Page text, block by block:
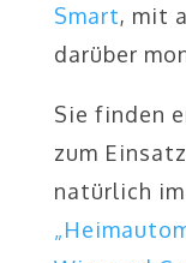
Smart, mit
darüber
Sie finden
zum
natürlich im